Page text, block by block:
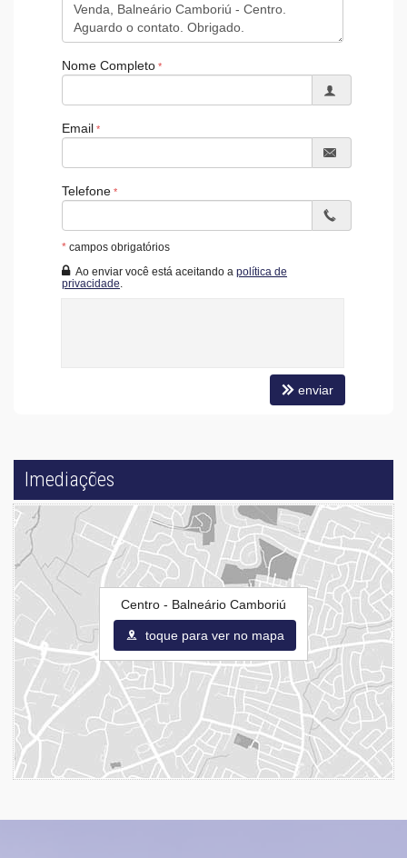
Nome Completo
Email
Telefone
* campos obrigatórios
Ao enviar você está aceitando a política de
privacidade
enviar
Imediações
Centro - Balneário Camboriú
toque para ver no mapa